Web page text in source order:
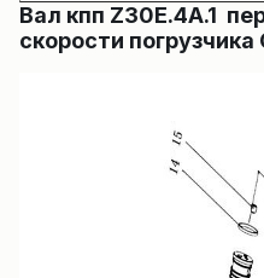
Вал кпп Z30E.4A.1
скорости погрузчика